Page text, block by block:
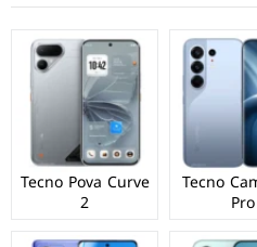
Tecno
Pro
Tecno Pova Curve
2